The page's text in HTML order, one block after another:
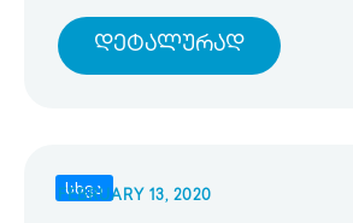
Დეტალურად
სხვა
FEBRUARY 13, 2020